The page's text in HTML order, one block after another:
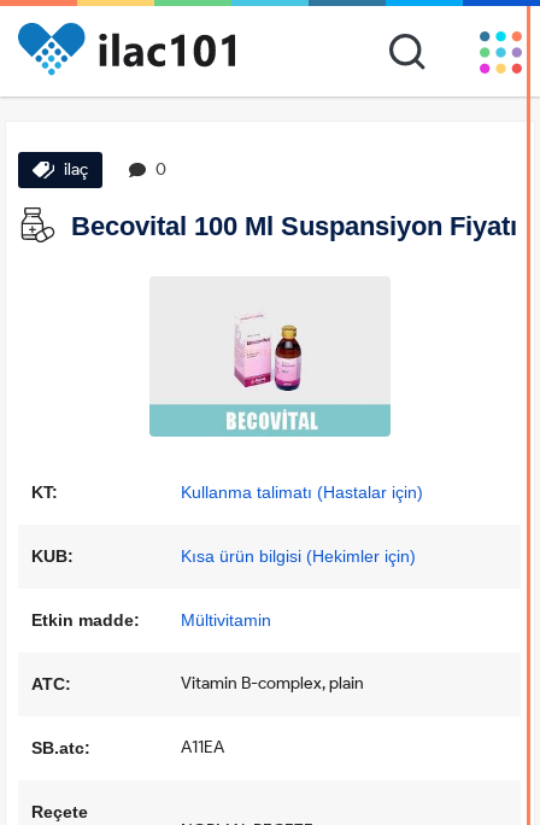
ilaç 0
Becovital 100 Ml Suspansiyon Fiyatı
KT: Kullanma talimatı (Hastalar için)
KUB: Kısa ürün bilgisi (Hekimler için)
Etkin madde: Mültivitamin
ATC: Vitamin B-complex, plain
SB.atc: A11EA
Reçete